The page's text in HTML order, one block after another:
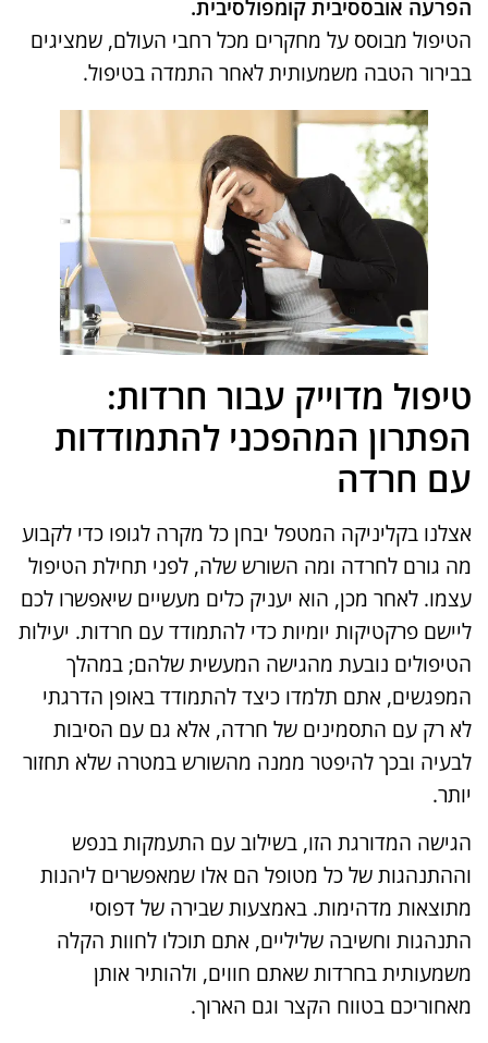
הפרעה אובססיבית קומפולסיבית.
הטיפול מבוסס על מחקרים מכל רחבי העולם, שמציגים
בבירור הטבה משמעותית לאחר התמדה בטיפול.
טיפול מדוייק עבור חרדות:
הפתרון המהפכני להתמודדות
עם חרדה
אצלנו בקליניקה המטפל יבחן כל מקרה לגופו כדי לקבוע
מה גורם לחרדה ומה השורש שלה, לפני תחילת הטיפול
עצמו. לאחר מכן, הוא יעניק כלים מעשיים שיאפשרו לכם
ליישם פרקטיקות יומיות כדי להתמודד עם חרדות. יעילות
הטיפולים נובעת מהגישה המעשית שלהם; במהלך
המפגשים, אתם תלמדו כיצד להתמודד באופן הדרגתי
לא רק עם התסמינים של חרדה, אלא גם עם הסיבות
לבעיה ובכך להיפטר ממנה מהשורש במטרה שלא תחזור
יותר.
הגישה המדורגת הזו, בשילוב עם התעמקות בנפש
וההתנהגות של כל מטופל הם אלו שמאפשרים ליהנות
מתוצאות מדהימות. באמצעות שבירה של דפוסי
התנהגות וחשיבה שליליים, אתם תוכלו לחוות הקלה
משמעותית בחרדות שאתם חווים, ולהותיר אותן
מאחוריכם בטווח הקצר וגם הארוך.